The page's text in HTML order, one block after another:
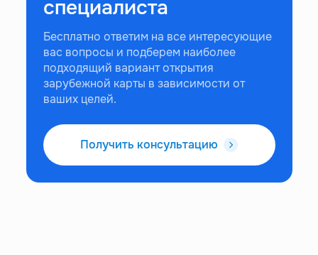
специалиста
Бесплатно ответим на все интересующие
вас вопросы и подберем наиболее
подходящий вариант открытия
зарубежной карты в зависимости от
ваших целей.
Получить консультацию